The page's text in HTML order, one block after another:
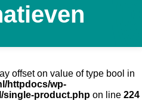
offset on value of type bool in
httpdocs/wp-
single-product.php on line 224